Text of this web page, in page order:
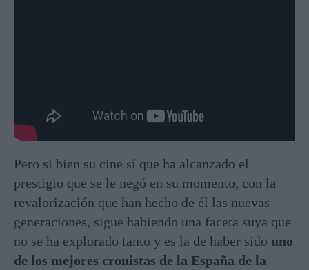
Pero si bien su cine sí que ha alcanzado el
prestigio que se le negó en su momento, con la
revalorización que han hecho de él las nuevas
generaciones, sigue habiendo una faceta suya que
no se ha explorado tanto y es la de haber sido uno
de los mejores cronistas de la España de la